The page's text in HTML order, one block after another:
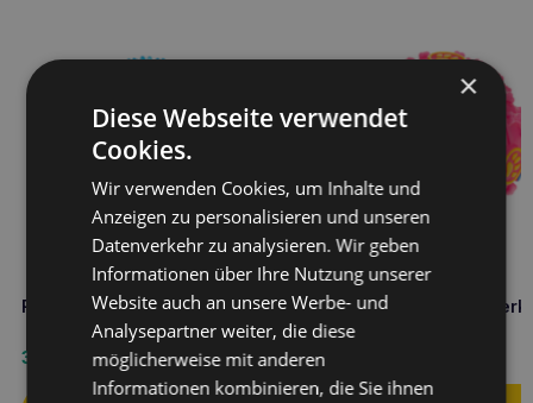
RECOFUN flip ball blau
3,00
RECOFUN doozy
rosa
3,70
×
Diese Webseite verwendet
Cookies.
Wir verwenden Cookies, um Inhalte und
Anzeigen zu personalisieren und unseren
Datenverkehr zu analysieren. Wir geben
Informationen über Ihre Nutzung unserer
Website auch an unsere Werbe- und
Analysepartner weiter, die diese
möglicherweise mit anderen
Informationen kombinieren, die Sie ihnen